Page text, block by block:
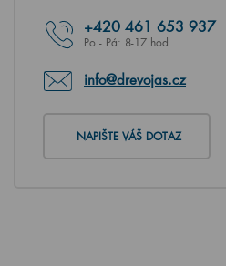
+420 461 653 937
Po - Pá: 8-17 hod.
info@drevojas.cz
NAPIŠTE VÁŠ DOTAZ